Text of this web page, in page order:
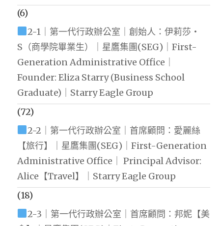
(6)
2-1｜第一代行政辦公室｜創始人：伊莉莎・
S（商學院畢業生）｜星鷹集團(SEG)｜First-
Generation Administrative Office｜
Founder: Eliza Starry (Business School
Graduate)｜Starry Eagle Group
(72)
2-2｜第一代行政辦公室｜首席顧問：愛麗絲
【旅行】｜星鷹集團(SEG)｜First-Generation
Administrative Office｜ Principal Advisor:
Alice【Travel】｜Starry Eagle Group
(18)
2-3｜第一代行政辦公室｜首席顧問：邦妮【美